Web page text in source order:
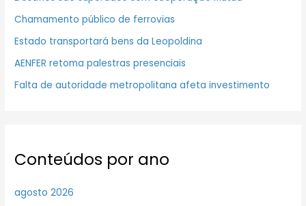
Chamamento público de ferrovias
Estado transportará bens da Leopoldina
AENFER retoma palestras presenciais
Falta de autoridade metropolitana afeta investimento
Conteúdos por ano
agosto 2026